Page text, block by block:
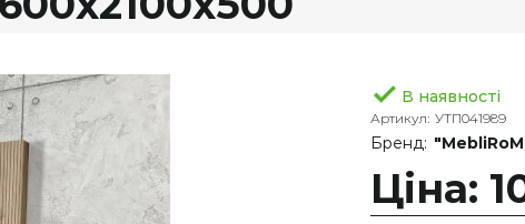
В наявності
Артикул: УТП041989
Бренд:
Ціна: